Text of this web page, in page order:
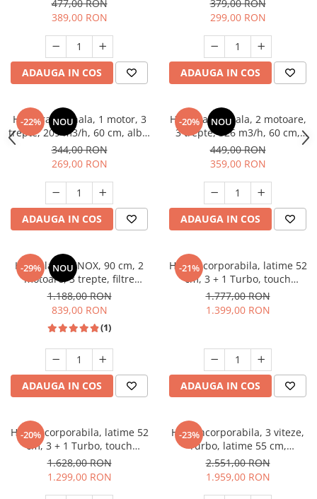
Hote bucatarie
Consumabile
Hote cupolare
Hote incorporabile
Hote insula
Hote telescopice
Hote traditionale
Masini de Spalat Rufe & Uscatoare
Accesorii masini de spalat &
uscatoare
Masini de spalat rufe cu uscator
Masini de spalat rufe verticale
Uscatoare de rufe
Masini de spalat vase
Masini de spalat vase incorporabile
Masini de spalat vase
independente
Motoburghiu/Foreza pamant
Pirostrii & Arzatoare
Plasa umbrire
Pompe de stropit
Radiatoare
477,00 RON
389,00 RON
ADAUGA IN COS
379,00 RON
299,00 RON
ADAUGA IN COS
-22% NOU
Hota traditionala, 1 motor, 3
trepte, 209 m3/h, 60 cm, alba,
Heinner
344,00 RON
269,00 RON
ADAUGA IN COS
-20% NOU
Hota traditionala, 2 motoare,
3 trepte, 326 m3/h, 60 cm,
filtre aluminiu, alba, Heinner
449,00 RON
359,00 RON
ADAUGA IN COS
-29% NOU
Hota clasica INOX, 90 cm, 2
motoare, 3 trepte, filtre
aluminiu, 348 m³/h, Studio
Casa
1.188,00 RON
839,00 RON
(1)
ADAUGA IN COS
-21%
Hota incorporabila, latime 52
cm, 3 + 1 Turbo, touch
control, absorbtie 760 m³/h,
filtre aluminiu, lumina LED,
Inox, PYRAMIS
1.777,00 RON
1.399,00 RON
ADAUGA IN COS
-20%
Hota incorporabila, latime 52
cm, 3 + 1 Turbo, touch
control, absorbtie 760 m³/h,
filtre aluminiu, lumina LED,
Negru, PYRAMIS
1.628,00 RON
1.299,00 RON
-23%
Hota incorporabila, 3 viteze,
Turbo, latime 55 cm,
absorbtie 730 m³/h, clasa A,
lumina LED, Inox, PYRAMIS
2.551,00 RON
1.959,00 RON